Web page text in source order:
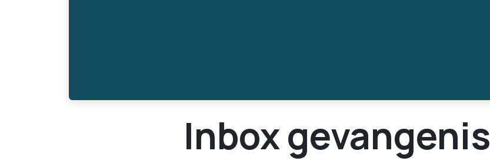
Inbox gevangenis